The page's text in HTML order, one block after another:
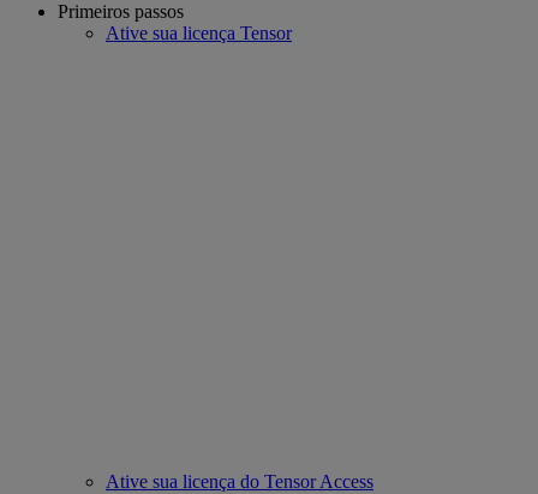
Primeiros passos
Ative sua licença Tensor
Ative sua licença do Tensor Access